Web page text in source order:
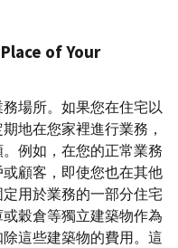
of Your
場所。如果您在住宅以
地在您家裡進行業務，
例如，在您的正常業務
顧客，即使您也在其他
用於業務的一部分住宅
穀倉等獨立建築物作為
這些建築物的費用。這